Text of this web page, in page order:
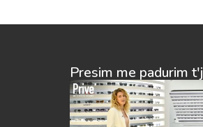
Presim me padurim